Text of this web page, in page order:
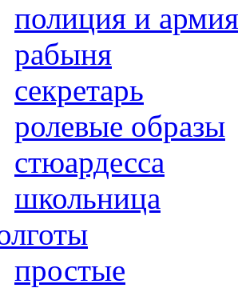
полиция и армия
рабыня
секретарь
ролевые образы
стюардесса
школьница
простые